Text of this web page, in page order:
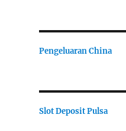
Pengeluaran China
Slot Deposit Pulsa